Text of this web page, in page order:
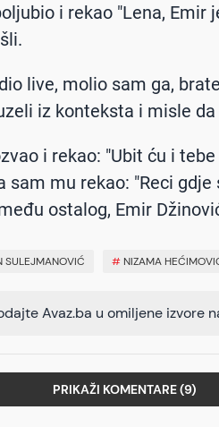
i rekao "Lena, Emir
live, molio sam ga,
iz konteksta i misle
i rekao: "Ubit ću i
sam mu rekao: "Reci gdje
ostalog, Emir
SULEJMANOVIĆ # NIZAMA
Avaz.ba u omiljene izvore
PRIKAŽI KOMENTARE (9)